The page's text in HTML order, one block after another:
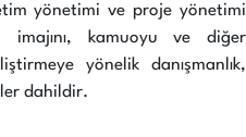
yönetimi ve proje yönetimi
imajını, kamuoyu ve diğer
yönelik danışmanlık,
dahildir.